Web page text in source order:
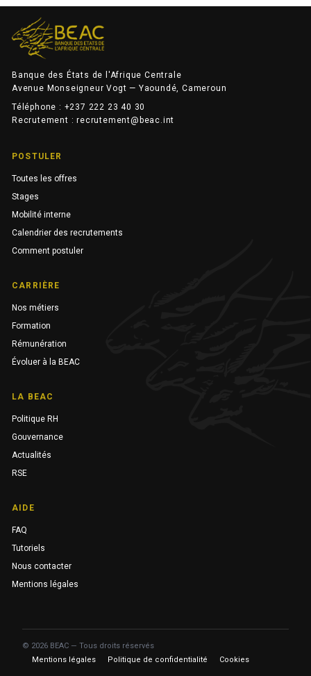
Banque des États de l'Afrique Centrale
Avenue Monseigneur Vogt — Yaoundé, Cameroun
Téléphone : +237 222 23 40 30
Recrutement : recrutement@beac.int
POSTULER
Toutes les offres
Stages
Mobilité interne
Calendrier des recrutements
Comment postuler
CARRIÈRE
Nos métiers
Formation
Rémunération
Évoluer à la BEAC
LA BEAC
Politique RH
Gouvernance
Actualités
RSE
AIDE
FAQ
Tutoriels
Nous contacter
Mentions légales
© 2026 BEAC — Tous droits réservés
Mentions légales
Politique de confidentialité Cookies